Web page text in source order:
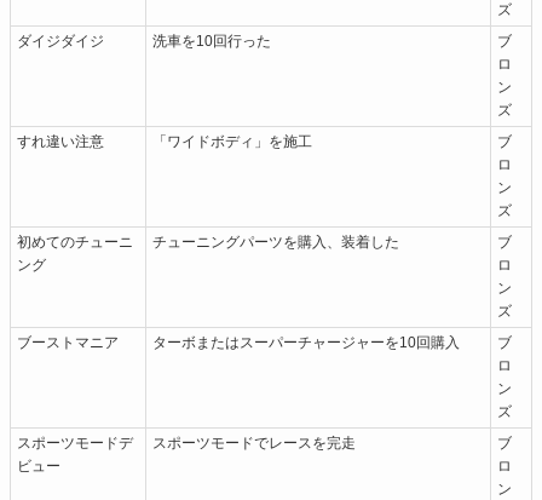
ズ
ダイジダイジ
洗車を10回行った
ブ
ロ
ン
ズ
すれ違い注意
「ワイドボディ」を施工
ブ
ロ
ン
ズ
初めてのチューニ
ング
チューニングパーツを購入、装着した
ブ
ロ
ン
ズ
ブーストマニア
ターボまたはスーパーチャージャーを10回購入
ブ
ロ
ン
ズ
スポーツモードデ
ビュー
スポーツモードでレースを完走
ブ
ロ
ン